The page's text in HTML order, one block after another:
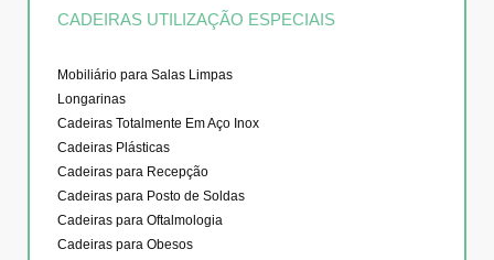
CADEIRAS UTILIZAÇÃO ESPECIAIS
Mobiliário para Salas Limpas
Longarinas
Cadeiras Totalmente Em Aço Inox
Cadeiras Plásticas
Cadeiras para Recepção
Cadeiras para Posto de Soldas
Cadeiras para Oftalmologia
Cadeiras para Obesos